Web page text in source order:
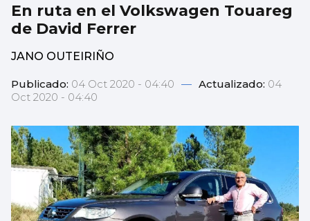
En ruta en el Volkswagen Touareg
de David Ferrer
JANO OUTEIRIÑO
Publicado: 04 Oct 2020 - 04:40 — Actualizado: 04
Oct 2020 - 04:40